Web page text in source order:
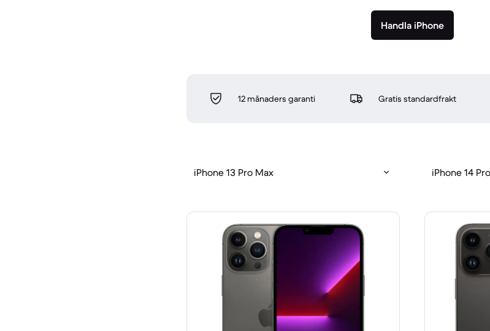
Handla iPhone
12 månaders garanti Gratis standardfrakt
iPhone 13 Pro Max iPhone 14